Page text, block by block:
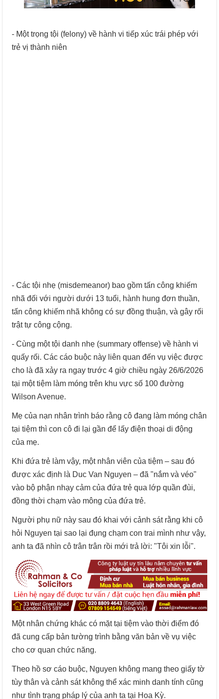
- Một trọng tội (felony) về hành vi tiếp xúc trái phép với
trẻ vị thành niên
- Các tội nhẹ (misdemeanor) bao gồm tấn công khiếm
nhã đối với người dưới 13 tuổi, hành hung đơn thuần,
tấn công khiếm nhã không có sự đồng thuận, và gây rối
trật tự công cộng.
- Cùng một tội danh nhẹ (summary offense) về hành vi
quấy rối. Các cáo buộc này liên quan đến vụ việc được
cho là đã xảy ra ngay trước 4 giờ chiều ngày 26/6/2026
tại một tiệm làm móng trên khu vực số 100 đường
Wilson Avenue.
Mẹ của nạn nhân trình báo rằng cô đang làm móng chân
tại tiệm thì con cô đi lại gần để lấy điện thoại di động
của mẹ.
Khi đứa trẻ làm vậy, một nhân viên của tiệm – sau đó
được xác định là Duc Van Nguyen – đã "nắm và véo"
vào bộ phận nhạy cảm của đứa trẻ qua lớp quần đùi,
đồng thời chạm vào mông của đứa trẻ.
Người phụ nữ này sau đó khai với cảnh sát rằng khi cô
hỏi Nguyen tại sao lại đụng chạm con trai mình như vậy,
anh ta đã nhìn cô trân trân rồi mới trả lời: "Tôi xin lỗi".
Một nhân chứng khác có mặt tại tiệm vào thời điểm đó
đã cung cấp bản tường trình bằng văn bản về vụ việc
cho cơ quan chức năng.
Theo hồ sơ cáo buộc, Nguyen không mang theo giấy tờ
tùy thân và cảnh sát không thể xác minh danh tính cũng
như tình trạng pháp lý của anh ta tại Hoa Kỳ.